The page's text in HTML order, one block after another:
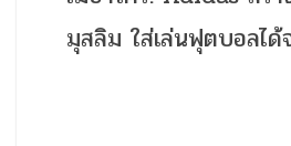
มุสลิม ใส่เล่นฟุตบอลได้